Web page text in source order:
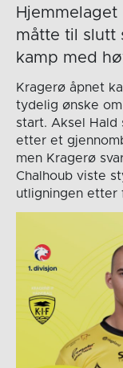
måtte til slutt
kamp med
Kragerø åpnet
tydelig ønske
start. Aksel
etter et
men Kragerø
Chalhoub viste
utligningen etter